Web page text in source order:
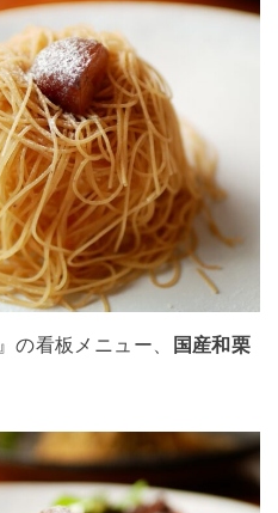
』の看板メニュー、
国産和栗